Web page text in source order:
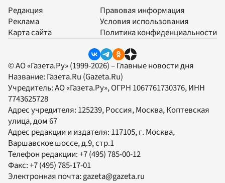
Редакция
Реклама
Карта сайта
Правовая информация
Условия использования
Политика конфиденциальности
© АО «Газета.Ру» (1999-2026) – Главные новости дня
Название: Газета.Ru (Gazeta.Ru)
Учредитель:АО «Газета.Ру», ОГРН 1067761730376, ИНН
7743625728
Адрес учредителя: 125239, Россия, Москва, Коптевская
улица, дом 67
Адрес редакции и издателя: 117105, г. Москва,
Варшавское шоссе, д.9, стр.1
Телефон редакции:+7 (495) 785-00-12
Факс:+7 (495) 785-17-01
Электронная почта:gazeta@gazeta.ru